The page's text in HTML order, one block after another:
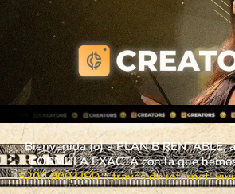
Bienvenida (o) a PLAN B
FORMULA EXACTA con la que
$200,000 USD atravésde internet,